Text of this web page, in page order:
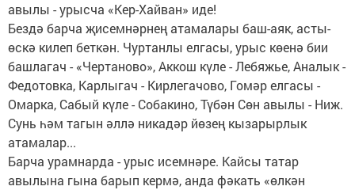
авылы - урысча «Кер-Хайван» иде!
Бездә барча җисемнәрнең атамалары баш-аяк, асты-
өскә килеп беткән. Чуртанлы елгасы, урыс көенә бии
башлагач - «Чертаново», Аккош күле - Лебяжье, Аналык -
Федотовка, Карлыгач - Кирлегачово, Гомәр елгасы -
Омарка, Сабый күле - Собакино, Түбән Сөн авылы - Ниж.
Сунь һәм тагын әллә никадәр йөзең кызарырлык
атамалар...
Барча урамнарда - урыс исемнәре. Кайсы татар
авылына гына барып кермә, анда фәкать «өлкән